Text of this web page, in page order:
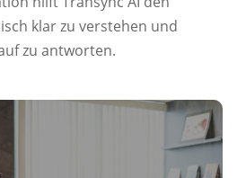
klar zu verstehen und
zu antworten.